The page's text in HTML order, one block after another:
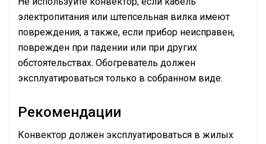
электропитания или штепсельная вилка имеют
повреждения, а также, если прибор неисправен,
поврежден при падении или при других
обстоятельствах. Обогреватель должен
эксплуатироваться только в собранном виде.
Рекомендации
Конвектор должен эксплуатироваться в жилых